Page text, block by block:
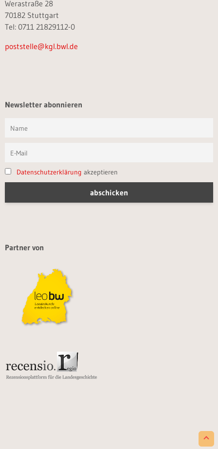
Werastraße 28
70182 Stuttgart
Tel: 0711 21829112-0
poststelle@kgl.bwl.de
Newsletter abonnieren
Datenschutzerklärung akzeptieren
Partner von